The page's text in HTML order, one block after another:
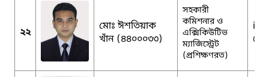
২২
মোঃ ঈশতিয়াক
খাঁন (৪৪০০০৩৩)
সহকারী
কমিশনার ও
এক্সিকিউটিভ
ম্যাজিস্ট্রেট
(প্রশিক্ষণরত)